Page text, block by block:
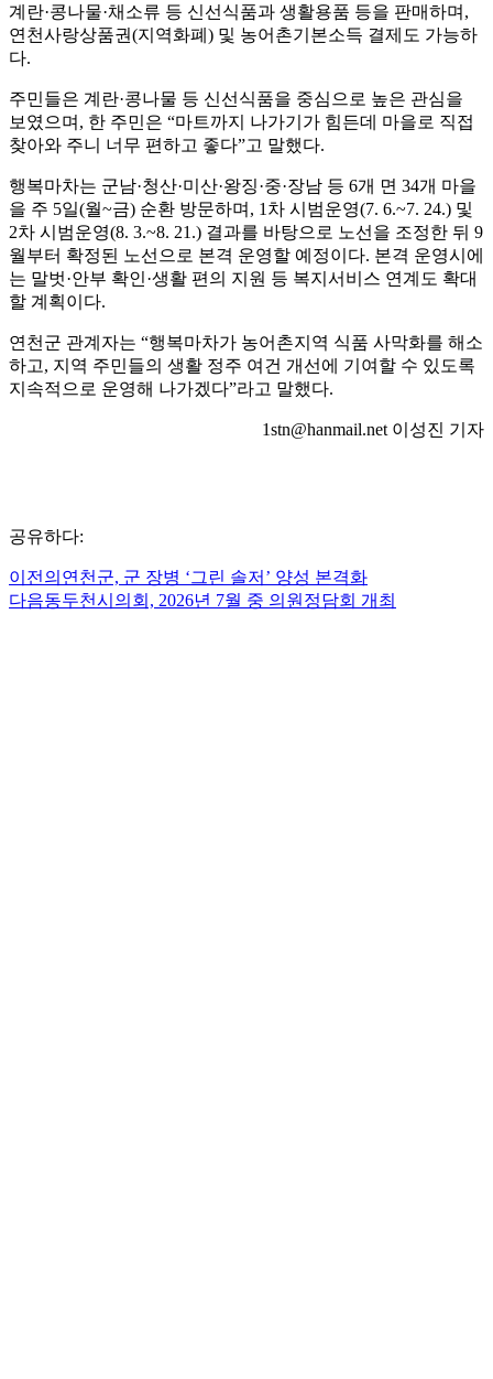
계란·콩나물·채소류 등 신선식품과 생활용품 등을 판매하며,
연천사랑상품권(지역화폐) 및 농어촌기본소득 결제도 가능하
다.
주민들은 계란·콩나물 등 신선식품을 중심으로 높은 관심을
보였으며, 한 주민은 “마트까지 나가기가 힘든데 마을로 직접
찾아와 주니 너무 편하고 좋다”고 말했다.
행복마차는 군남·청산·미산·왕징·중·장남 등 6개 면 34개 마을
을 주 5일(월~금) 순환 방문하며, 1차 시범운영(7. 6.~7. 24.) 및
2차 시범운영(8. 3.~8. 21.) 결과를 바탕으로 노선을 조정한 뒤 9
월부터 확정된 노선으로 본격 운영할 예정이다. 본격 운영시에
는 말벗·안부 확인·생활 편의 지원 등 복지서비스 연계도 확대
할 계획이다.
연천군 관계자는 “행복마차가 농어촌지역 식품 사막화를 해소
하고, 지역 주민들의 생활 정주 여건 개선에 기여할 수 있도록
지속적으로 운영해 나가겠다”라고 말했다.
1stn@hanmail.net 이성진 기자
공유하다:
이전의 연천군, 군 장병 ‘그린 솔저’ 양성 본격화
다음동두천시의회, 2026년 7월 중 의원정담회 개최